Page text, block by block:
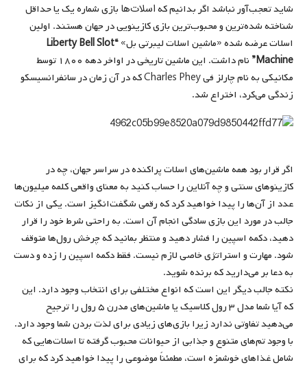
شاید تعجب‌آور نباشد اگر بدانیم کهاسلات‌ها بازی شماره یک یا حداقل
شناخته شده‌ترین و محبوب‌ترین بازی کازینویی در جهان هستند. اولین
اسلات عرضه شده «ماشین اسلات لیبرتی بل» “Liberty Bell Slot
Machine”
نام داشت. این ماشین تاریخی در اواخر دهه ۱۸۰۰ توسط
مکانیکی به نام چارلز فی Charles Phey که در آن زمان در سانفرانسیسکو
زندگی می‌کرد، اختراع شد.
اگر قرار بود همه ماشین‌های اسلات پراکنده در سراسر جهان، چه در
کازینوهای سنتی و چه آنلاین را حساب کنید به معنای واقعی کلمه میلیون‌ها
عدد از آن‌ها را پیدا خواهید کرد که رقمی شگفت‌انگیز است. یکی از نکات
جالب در مورد این بازی سادگی انجام آن است. به راحتی شرط خود را قرار
دهید، دکمه اسپین را فشار دهید و منتظر بمانید که چرخش رول‌ها متوقف
شود. مهارت و استراتژی خاصی لازم نیست. فقط دکمه اسپین را زده و دست
به دعا بر می‌دارید که برنده شوید.
نکته جالب دیگر این است که انواع مختلفی برای انتخاب وجود دارد. این
که آیا شما مدل ۳ رول کلاسیک یا ماشین‌های مدرن ۵ رول را ‌ترجیح
می‌دهید تفاوتی ندارد زیرا بازی‌های زیادی برای لذت بردن شما وجود دارد.
با وجود تم‌های متنوع و جذابی از حیوانات محبوب گرفته تا اسلات‌هایی که
شامل غذاهای خوشمزه است، مطمئناً موضوعی را پیدا خواهید کرد که برای